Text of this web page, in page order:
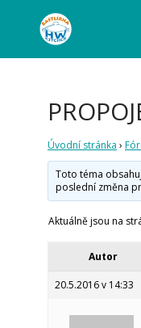
Webový
Úvodní stránka ›
Toto téma
poslední změna
Aktuálně jsou na
Autor
20.5.2016 v 14:33